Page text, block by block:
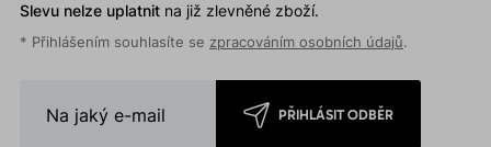
Slevu nelze uplatnitna již zlevněné zboží.
* Přihlášením souhlasíte se zpracováním osobních údajů.
PŘIHLÁSIT ODBĚR